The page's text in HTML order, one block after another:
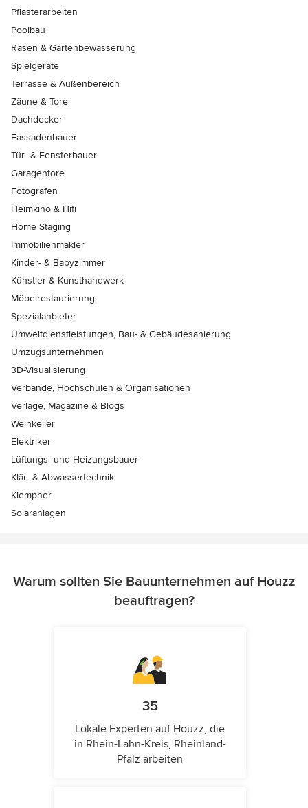
Pflasterarbeiten
Poolbau
Rasen & Gartenbewässerung
Spielgeräte
Terrasse & Außenbereich
Zäune & Tore
Dachdecker
Fassadenbauer
Tür- & Fensterbauer
Garagentore
Fotografen
Heimkino & Hifi
Home Staging
Immobilienmakler
Kinder- & Babyzimmer
Künstler & Kunsthandwerk
Möbelrestaurierung
Spezialanbieter
Umweltdienstleistungen, Bau- & Gebäudesanierung
Umzugsunternehmen
3D-Visualisierung
Verbände, Hochschulen & Organisationen
Verlage, Magazine & Blogs
Weinkeller
Elektriker
Lüftungs- und Heizungsbauer
Klär- & Abwassertechnik
Klempner
Solaranlagen
Warum sollten Sie Bauunternehmen auf Houzz
beauftragen?
35
Lokale Experten auf Houzz, die
in Rhein-Lahn-Kreis, Rheinland-
Pfalz arbeiten